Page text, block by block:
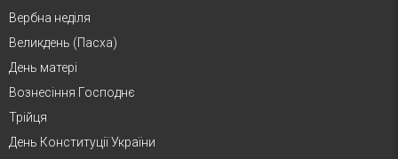
Вербна неділя
Великдень (Пасха)
День матері
Вознесіння Господнє
Трійця
День Конституції України